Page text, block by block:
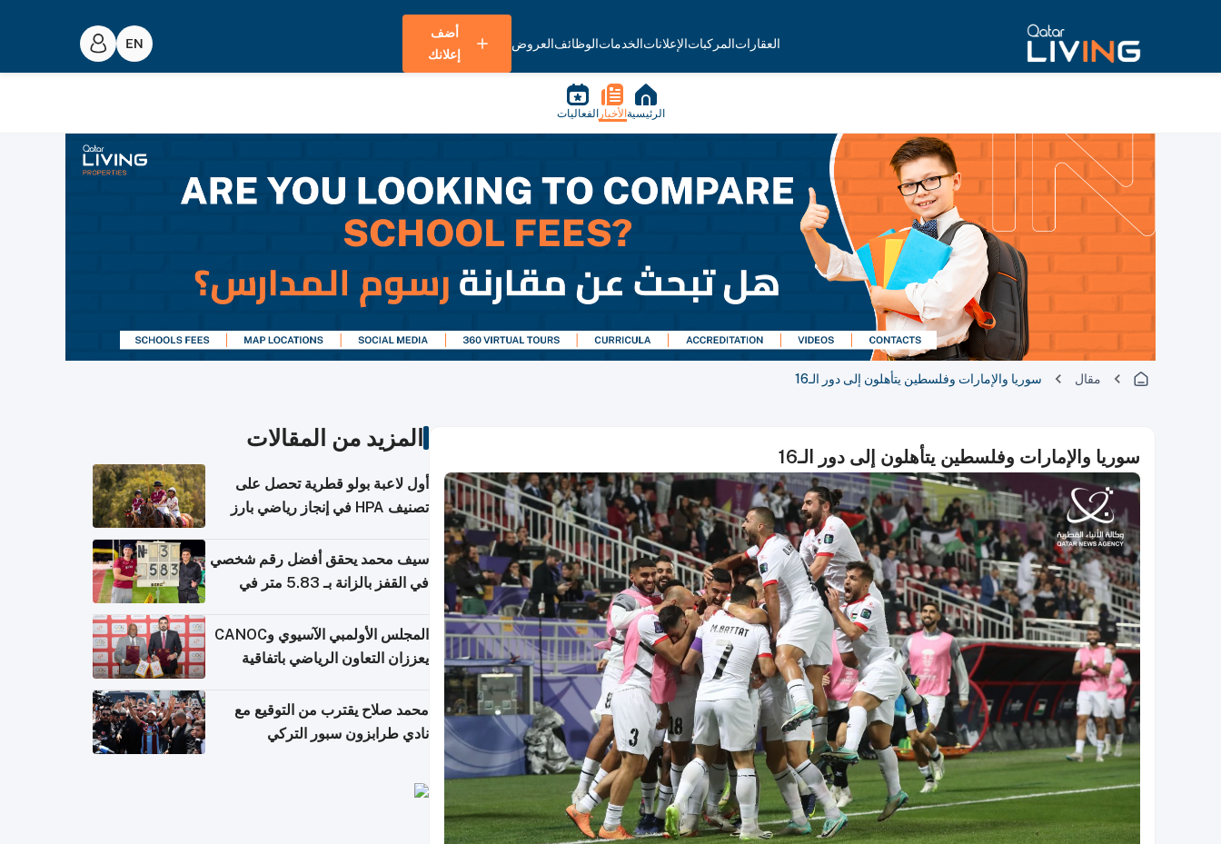
العقاراتالمركباتالإعلاناتالخدماتالوظائفالعروض
أضف
إعلانك
الرئيسية الأخبار الفعاليات
مقال سوريا والإمارات وفلسطين يتأهلون إلى دور الـ16
سوريا والإمارات وفلسطين يتأهلون إلى دور الـ16
المزيد من المقالات
أول لاعبة بولو قطرية تحصل على
تصنيف HPA في إنجاز رياضي بارز
سيف محمد يحقق أفضل رقم شخصي
في القفز بالزانة بـ 5.83 متر في
المجلس الأولمبي الآسيوي وCANOC
يعززان التعاون الرياضي باتفاقية
محمد صلاح يقترب من التوقيع مع
نادي طرابزون سبور التركي